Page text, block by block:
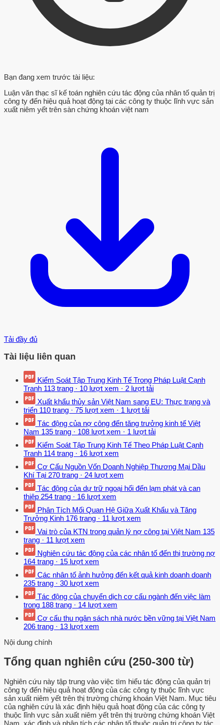
Bạn đang xem trước tài liệu:
Luận văn thạc sĩ kế toán nghiên cứu tác động của nhân tố quản trị
công ty đến hiệu quả hoạt động tại các công ty thuộc lĩnh vực sản
xuất niêm yết trên sàn chứng khoán việt nam
Tải đầy đủ
Tài liệu liên quan
Kiểm Soát Tập Trung Kinh Tế Trong Pháp Luật Cạnh
Tranh 113 trang · 10 lượt xem · 2 lượt tải
Xuất khẩu thủy sản Việt Nam sang EU: Thực trạng và
triển 110 trang · 75 lượt xem · 1 lượt tải
Tác động của nợ công đến tăng trưởng kinh tế Việt
Nam 135 trang · 108 lượt xem · 1 lượt tải
Kiểm Soát Tập Trung Kinh Tế Theo Pháp Luật Cạnh
Tranh 114 trang · 16 lượt xem
Cơ Cấu Nguồn Vốn Doanh Nghiệp Thương Mại Dầu
Khí Tại 270 trang · 24 lượt xem
Tác động của dự trữ ngoại hối đến lạm phát và can
thiệp 254 trang · 16 lượt xem
Phân Tích Mối Quan Hệ Giữa Xuất Khẩu và Tăng
Trưởng Kinh 176 trang · 11 lượt xem
Vai trò của KTN trong quản lý nợ công tại Việt Nam 135
trang · 11 lượt xem
Nghiên cứu tác động của các nhân tố đến thị trường nợ
164 trang · 15 lượt xem
Các nhân tố ảnh hưởng đến kết quả kinh doanh doanh
235 trang · 30 lượt xem
Tác động của chuyển dịch cơ cấu ngành đến việc làm
trong 188 trang · 14 lượt xem
Cơ cấu thu ngân sách nhà nước bền vững tại Việt Nam
206 trang · 13 lượt xem
Nội dung chính
Tổng quan nghiên cứu (250-300 từ)
Nghiên cứu này tập trung vào việc tìm hiểu tác động của quản trị
công ty đến hiệu quả hoạt động của các công ty thuộc lĩnh vực
sản xuất niêm yết trên thị trường chứng khoán Việt Nam. Mục tiêu
của nghiên cứu là xác định hiệu quả hoạt động của các công ty
thuộc lĩnh vực sản xuất niêm yết trên thị trường chứng khoán Việt